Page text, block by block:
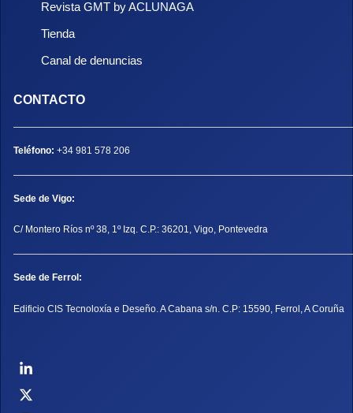
Revista GMT by ACLUNAGA
Tienda
Canal de denuncias
CONTACTO
Teléfono: +34 981 578 206
Sede de Vigo:
C/ Montero Ríos nº 38, 1º Izq. C.P.: 36201, Vigo, Pontevedra
Sede de Ferrol:
Edificio CIS Tecnoloxía e Deseño. A Cabana s/n. C.P: 15590, Ferrol, A Coruña